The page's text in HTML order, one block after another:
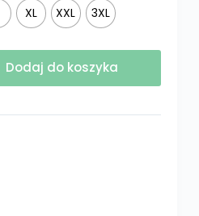
XL XXL 3XL
Dodaj do koszyka